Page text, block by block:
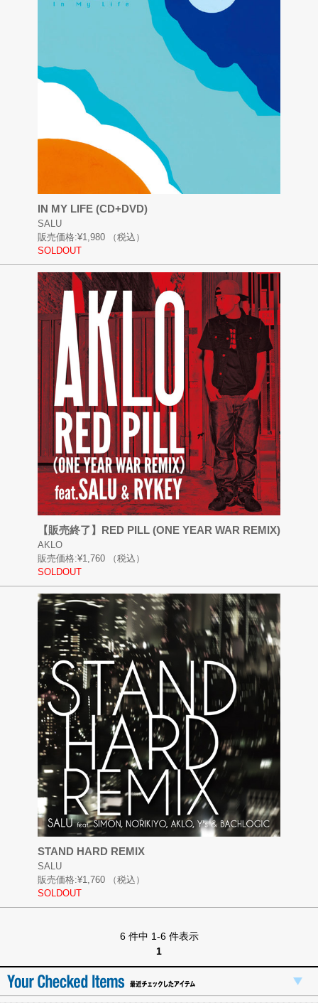
IN MY LIFE (CD+DVD)
SALU
販売価格:¥1,980
（税込）
SOLDOUT
【販売終了】RED PILL (ONE YEAR WAR REMIX)
AKLO
販売価格:¥1,760
（税込）
SOLDOUT
STAND HARD REMIX
SALU
販売価格:¥1,760
（税込）
SOLDOUT
6 件中 1-6 件表示
1